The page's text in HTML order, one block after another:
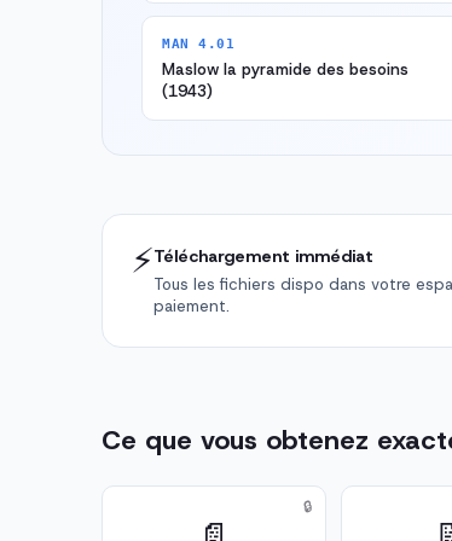
MAN 4.01
Maslow la pyramide des besoins
(1943)
⚡Téléchargement immédiat
Tous les fichiers dispo dans votre
paiement.
Ce que vous obtenez
🔒